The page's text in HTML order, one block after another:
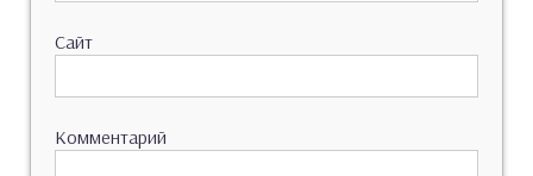
Сайт
Комментарий